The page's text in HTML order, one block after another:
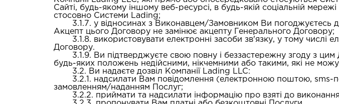
Сайті, будь-якому іншому веб-ресурсі, в будь-якій соціальній
стосовно Системи Lading;
3.1.7. у відносинах з Виконавцем/Замовником Ви погоджуєтесь
Акцепт цього Договору не замінює акцепту Генерального Договору;
3.1.8. використовувати електронні засоби зв'язку, у тому
Договору.
3.1.9. Ви підтверджуєте свою повну і беззастережну згоду з
будь-яких положень недійсними, нікчемними або такими, які не
3.2. Ви надаєте дозвіл Компанії Lading LLC:
3.2.1. надсилати Вам повідомлення (електронною поштою, sms-
замовленням/наданням Послуг;
3.2.2. приймати та надсилати інформацію про взяті до